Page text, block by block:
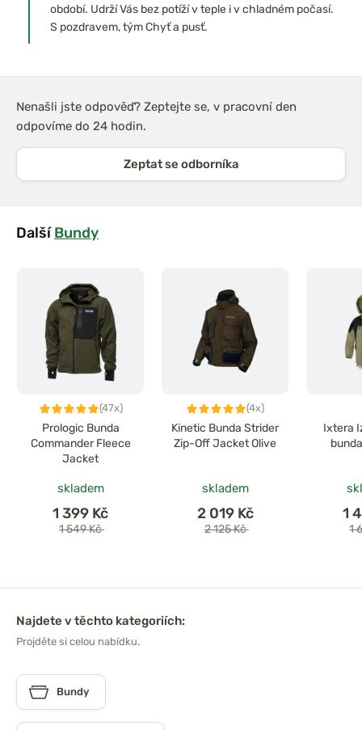
období. Udrží Vás bez potíží v teple i v chladném počasí.
S pozdravem, tým Chyť a pusť.
Nenašli jste odpověď? Zeptejte se, v pracovní den
odpovíme do 24 hodin.
Zeptat se odborníka
DalšíBundy
(47x)
Prologic Bunda
Commander Fleece
Jacket
skladem
1 399 Kč
1 549 Kč
(4x)
Kinetic Bunda Strider
Zip-Off Jacket Olive
skladem
2 019 Kč
2 125 Kč
Ixtera
1
1
Najdete v těchto kategoriích:
Projděte si celou nabídku.
Bundy